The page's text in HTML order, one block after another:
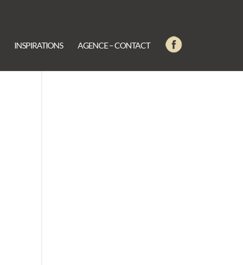
INSPIRATIONS AGENCE – CONTACT